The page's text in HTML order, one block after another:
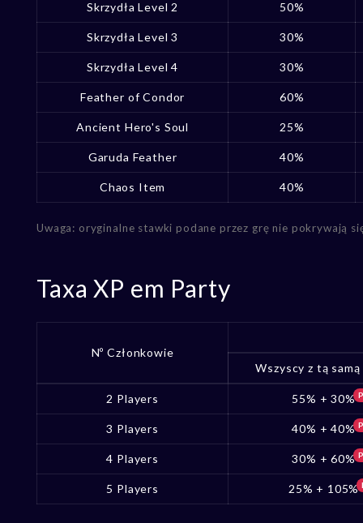
Skrzydła Level 2 50%
Skrzydła Level 3 30%
Skrzydła Level 4 30%
Feather of Condor 60%
Ancient Hero's Soul 25%
Garuda Feather 40%
Chaos Item 40%
Uwaga: oryginalne stawki podane przez grę nie pokrywają
Taxa XP em Party
Nº Członkowie
Wszyscy z tą samą
2 Players 55% + 30%
3 Players 40% + 40%
4 Players 30% + 60%
5 Players 25% + 105%